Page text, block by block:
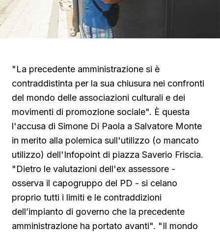
"La precedente amministrazione si è
contraddistinta per la sua chiusura nei confronti
del mondo delle associazioni culturali e dei
movimenti di promozione sociale". È questa
l'accusa di Simone Di Paola a Salvatore Monte
in merito alla polemica sull'utilizzo (o mancato
utilizzo) dell'Infopoint di piazza Saverio Friscia.
"Dietro le valutazioni dell'ex assessore -
osserva il capogruppo del PD - si celano
proprio tutti i limiti e le contraddizioni
dell’impianto di governo che la precedente
amministrazione ha portato avanti". "Il mondo